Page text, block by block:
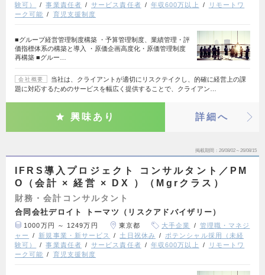
験可）
事業責任者 サービス責任者 年収600万以上
リモートワ
ーク可能
育児支援制度
■グループ経営管理制度構築 ・予算管理制度、業績管理・評
価指標体系の構築と導入 ・原価企画高度化・原価管理制度
再構築 ■グルー…
会社概要
当社は、クライアントが適切にリスクテイクし、的確に経営上の課
題に対応するためのサービスを幅広く提供することで、クライアン…
興味あり 詳細へ
掲載期間 26/08/02～26/08/15
IFRS導入プロジェクト コンサルタント／PM
O（会計 × 経営 × DX ）（Mgrクラス）
財務・会計コンサルタント
合同会社デロイト トーマツ（リスクアドバイザリー）
1000万円 ～ 1249万円 東京都 大手企業
管理職・マネジ
ャー
新規事業・新サービス 土日祝休み
ポテンシャル採用（未経
験可）
事業責任者 サービス責任者 年収600万以上
リモートワ
ーク可能
育児支援制度